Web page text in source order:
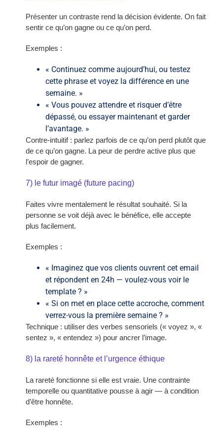
Présenter un contraste rend la décision évidente. On fait
sentir ce qu’on gagne ou ce qu’on perd.
Exemples :
« Continuez comme aujourd’hui, ou testez
cette phrase et voyez la différence en une
semaine. »
« Vous pouvez attendre et risquer d’être
dépassé, ou essayer maintenant et garder
l’avantage. »
Contre-intuitif : parlez parfois de ce qu’on perd plutôt que
de ce qu’on gagne. La peur de perdre active plus que
l’espoir de gagner.
7) le futur imagé (future pacing)
Faites vivre mentalement le résultat souhaité. Si la
personne se voit déjà avec le bénéfice, elle accepte
plus facilement.
Exemples :
« Imaginez que vos clients ouvrent cet email
et répondent en 24h — voulez-vous voir le
template ? »
« Si on met en place cette accroche, comment
verrez-vous la première semaine ? »
Technique : utiliser des verbes sensoriels (« voyez », «
sentez », « entendez ») pour ancrer l’image.
8) la rareté honnête et l’urgence éthique
La rareté fonctionne si elle est vraie. Une contrainte
temporelle ou quantitative pousse à agir — à condition
d’être honnête.
Exemples :